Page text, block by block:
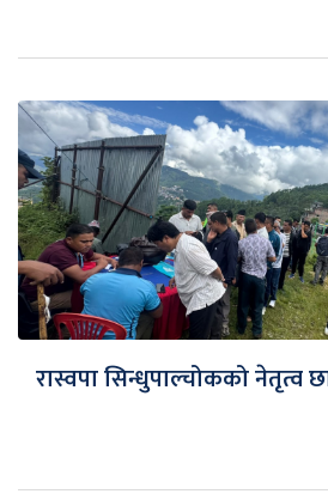
रास्वपा सिन्धुपाल्चोकको नेतृत्व